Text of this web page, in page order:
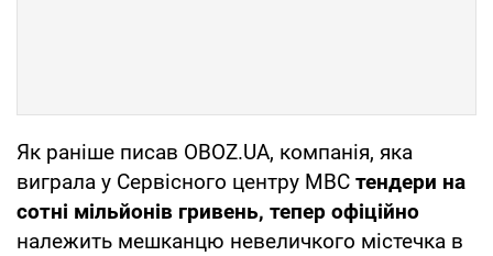
Як раніше писав OBOZ.UA, компанія, яка
виграла у Сервісного центру МВС тендери на
сотні мільйонів гривень, тепер офіційно
належить мешканцю невеличкого містечка в